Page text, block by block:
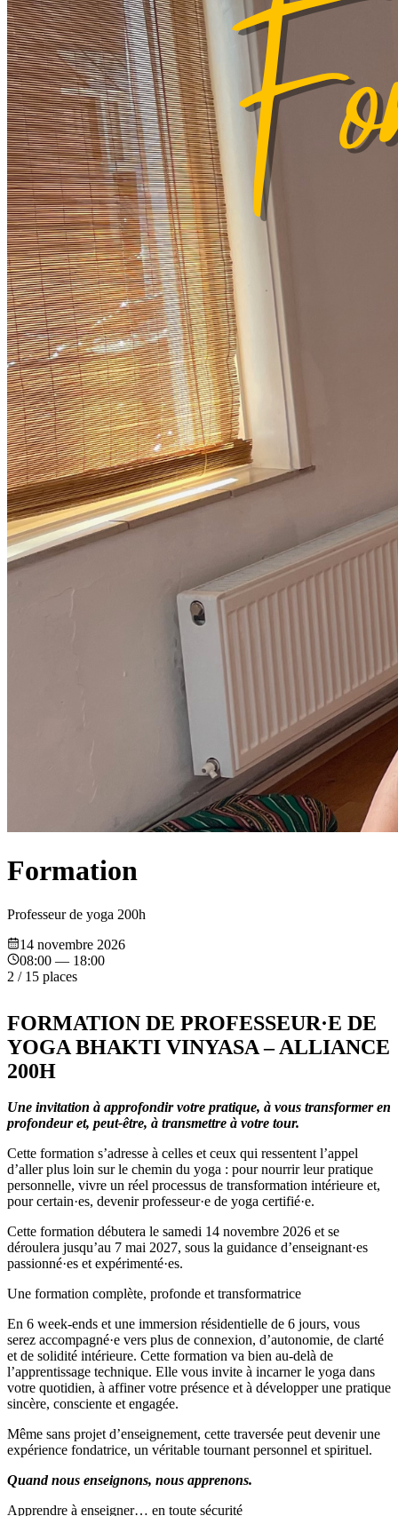
Formation
Professeur de yoga 200h
14 novembre 2026
08:00 — 18:00
2 / 15 places
FORMATION DE PROFESSEUR·E DE
YOGA BHAKTI VINYASA – ALLIANCE
200H
Une invitation à approfondir votre pratique, à vous transformer en
profondeur et, peut‑être, à transmettre à votre tour.
Cette formation s’adresse à celles et ceux qui ressentent l’appel
d’aller plus loin sur le chemin du yoga : pour nourrir leur pratique
personnelle, vivre un réel processus de transformation intérieure et,
pour certain·es, devenir professeur·e de yoga certifié·e.
Cette formation débutera le samedi 14 novembre 2026 et se
déroulera jusqu’au 7 mai 2027, sous la guidance d’enseignant·es
passionné·es et expérimenté·es.
Une formation complète, profonde et transformatrice
En 6 week‑ends et une immersion résidentielle de 6 jours, vous
serez accompagné·e vers plus de connexion, d’autonomie, de clarté
et de solidité intérieure. Cette formation va bien au‑delà de
l’apprentissage technique. Elle vous invite à incarner le yoga dans
votre quotidien, à affiner votre présence et à développer une pratique
sincère, consciente et engagée.
Même sans projet d’enseignement, cette traversée peut devenir une
expérience fondatrice, un véritable tournant personnel et spirituel.
Quand nous enseignons, nous apprenons.
Apprendre à enseigner… en toute sécurité